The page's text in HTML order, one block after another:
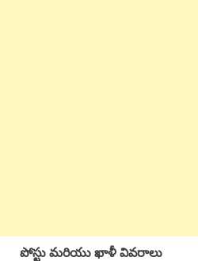
పోస్టు మరియు ఖాళీ వివరాలు